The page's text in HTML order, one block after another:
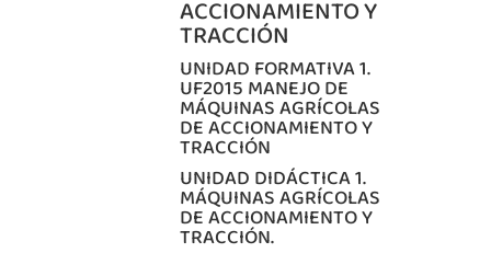
ACCIONAMIENTO Y
TRACCIÓN
UNIDAD FORMATIVA 1.
UF2015 MANEJO DE
MÁQUINAS AGRÍCOLAS
DE ACCIONAMIENTO Y
TRACCIÓN
UNIDAD DIDÁCTICA 1.
MÁQUINAS AGRÍCOLAS
DE ACCIONAMIENTO Y
TRACCIÓN.